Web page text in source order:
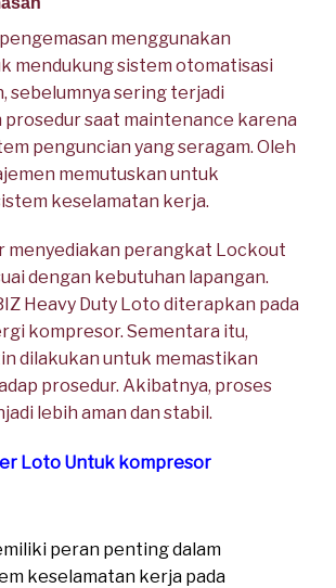
menggunakan
mendukung sistem otomatisasi
sebelumnya sering terjadi
prosedur saat maintenance karena
penguncian yang seragam. Oleh
memutuskan untuk
keselamatan kerja.
menyediakan perangkat Lockout
dengan kebutuhan lapangan.
Heavy Duty Loto diterapkan pada
kompresor. Sementara itu,
dilakukan untuk memastikan
prosedur. Akibatnya, proses
lebih aman dan stabil.
Loto Untuk kompresor
peran penting dalam
keselamatan kerja pada